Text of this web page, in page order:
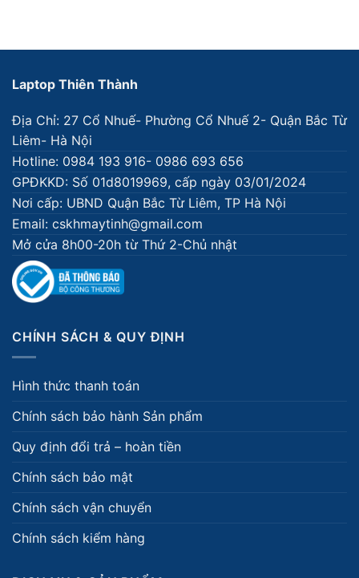
Laptop Thiên Thành
Địa Chỉ: 27 Cổ Nhuế- Phường Cổ Nhuế 2- Quận Bắc Từ
Liêm- Hà Nội
Hotline: 0984 193 916- 0986 693 656
GPĐKKD: Số 01d8019969, cấp ngày 03/01/2024
Nơi cấp: UBND Quận Bắc Từ Liêm, TP Hà Nội
Email: cskhmaytinh@gmail.com
Mở cửa 8h00-20h từ Thứ 2-Chủ nhật
CHÍNH SÁCH & QUY ĐỊNH
Hình thức thanh toán
Chính sách bảo hành Sản phẩm
Quy định đổi trả – hoàn tiền
Chính sách bảo mật
Chính sách vận chuyển
Chính sách kiểm hàng